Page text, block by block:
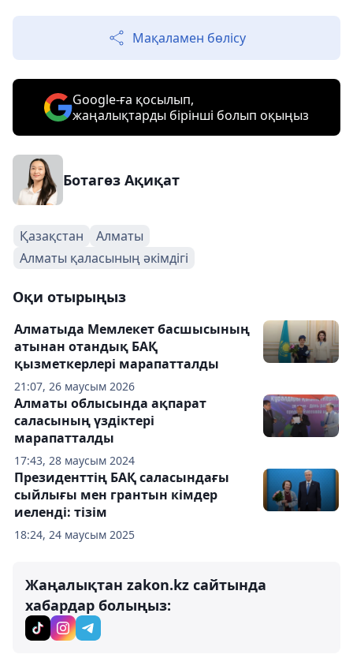
Мақаламен бөлісу
Google-ға қосылып,
жаңалықтарды бірінші болып оқыңыз
Ботагөз Ақиқат
Қазақстан
Алматы
Алматы қаласының әкімдігі
Оқи отырыңыз
21:07, 26 маусым 2026
Алматыда Мемлекет басшысының
атынан отандық БАҚ
қызметкерлері марапатталды
17:43, 28 маусым 2024
Алматы облысында ақпарат
саласының үздіктері
марапатталды
18:24, 24 маусым 2025
Президенттің БАҚ саласындағы
сыйлығы мен грантын кімдер
иеленді: тізім
Жаңалықтан zakon.kz сайтында
хабардар болыңыз: